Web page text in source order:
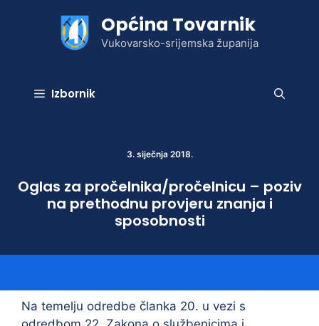
Općina Tovarnik
Vukovarsko-srijemska županija
Izbornik
3. siječnja 2018.
Oglas za pročelnika/pročelnicu – poziv
na prethodnu provjeru znanja i
sposobnosti
Na temelju odredbe članka 20. u vezi s